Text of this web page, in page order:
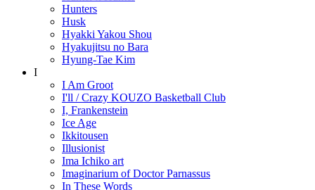
Hunters
Husk
Hyakki Yakou Shou
Hyakujitsu no Bara
Hyung-Tae Kim
I
I Am Groot
I'll / Crazy KOUZO Basketball Club
I, Frankenstein
Ice Age
Ikkitousen
Illusionist
Ima Ichiko art
Imaginarium of Doctor Parnassus
In These Words